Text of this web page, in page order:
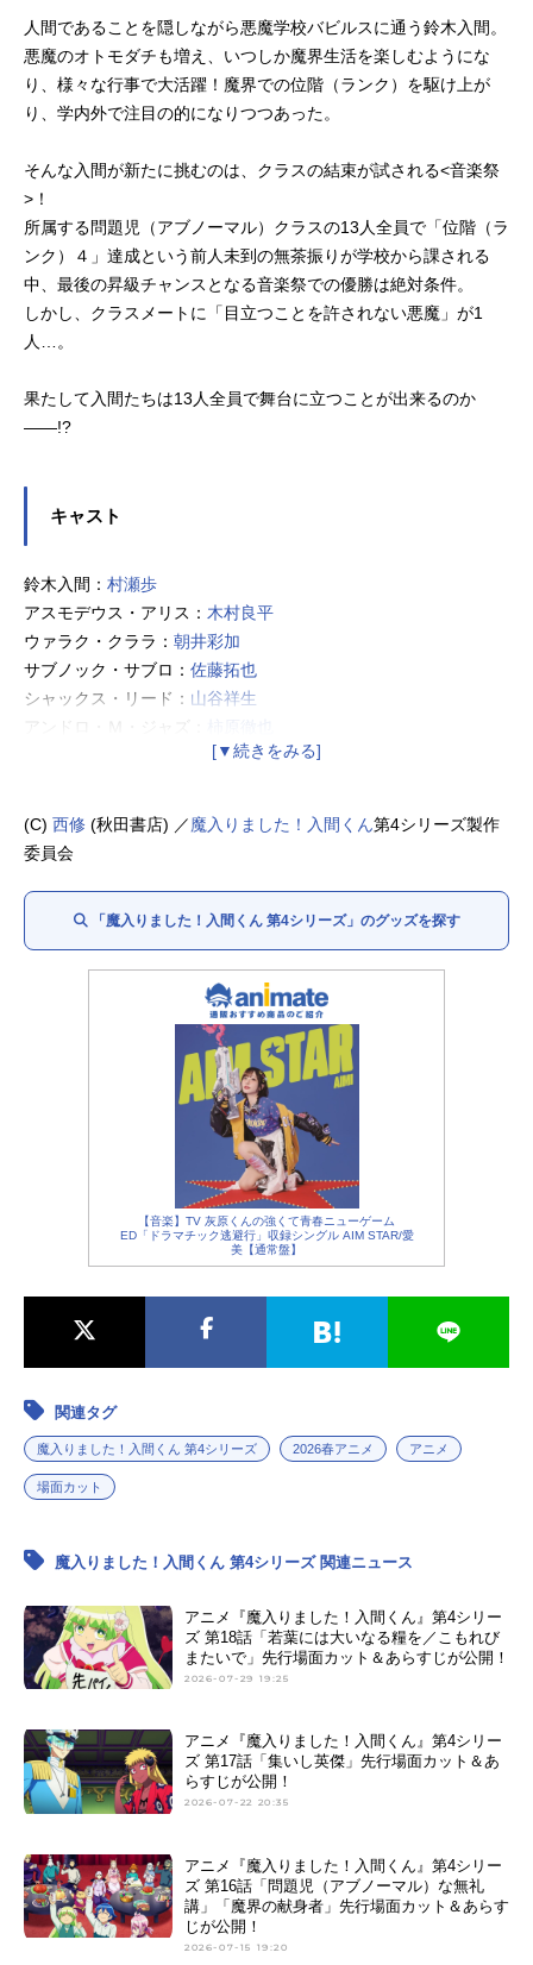
人間であることを隠しながら悪魔学校バビルスに通う鈴木入間。
悪魔のオトモダチも増え、いつしか魔界生活を楽しむようにな
り、様々な行事で大活躍！魔界での位階（ランク）を駆け上が
り、学内外で注目の的になりつつあった。
そんな入間が新たに挑むのは、クラスの結束が試される<音楽祭
>！
所属する問題児（アブノーマル）クラスの13人全員で「位階（ラ
ンク）４」達成という前人未到の無茶振りが学校から課される
中、最後の昇級チャンスとなる音楽祭での優勝は絶対条件。
しかし、クラスメートに「目立つことを許されない悪魔」が1
人…。
果たして入間たちは13人全員で舞台に立つことが出来るのか
――!?
キャスト
鈴木入間： 村瀬歩
アスモデウス・アリス： 木村良平
ウァラク・クララ： 朝井彩加
サブノック・サブロ： 佐藤拓也
シャックス・リード： 山谷祥生
アンドロ・Ｍ・ジャズ：
東山奈央
カイム・カムイ： 梶原岳人
アガレス・ピケロ：
アロケル・シュナイダー：土岐隼一
プルソン・ソイ：伊藤節生
アザゼル・アメリ：早見沙織
小野大輔
アムドゥスキアス・ポロ： 子安武人
レヴィアタン・レイヂ：内田雄馬
ベリアール・ベリィ・ラズベリィ：松岡禎丞
(C) 西修 (秋田書店) ／魔入りました！入間くん第4シリーズ製作
委員会
「魔入りました！入間くん 第4シリーズ」のグッズを探す
【音楽】TV 灰原くんの強くて青春ニューゲーム
ED「ドラマチック逃避行」収録シングル AIM STAR/愛
美【通常盤】
関連タグ
魔入りました！入間くん 第4シリーズ 2026春アニメ アニメ
場面カット
魔入りました！入間くん 第4シリーズ 関連ニュース
アニメ『魔入りました！入間くん』第4シリー
ズ 第18話「若葉には大いなる糧を／こもれび
またいで」先行場面カット＆あらすじが公開！
2026-07-29 19:25
アニメ『魔入りました！入間くん』第4シリー
ズ 第17話「集いし英傑」先行場面カット＆あ
らすじが公開！
2026-07-22 20:35
アニメ『魔入りました！入間くん』第4シリー
ズ 第16話「問題児（アブノーマル）な無礼
講」「魔界の献身者」先行場面カット＆あらす
じが公開！
2026-07-15 19:20